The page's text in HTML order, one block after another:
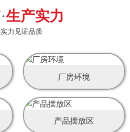
生产实力
力见证品质
厂房环境
产品摆放区